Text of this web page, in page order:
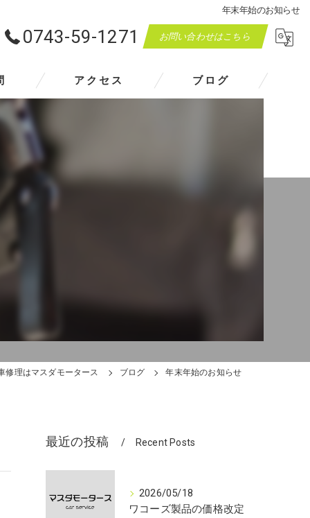
年末年始のお知らせ
0743-59-1271 お問い合わせはこちら
アクセス ブログ
修理はマスダモータース ブログ 年末年始のお知らせ
最近の投稿 Recent Posts
2026/05/18
ワコーズ製品の価格改定